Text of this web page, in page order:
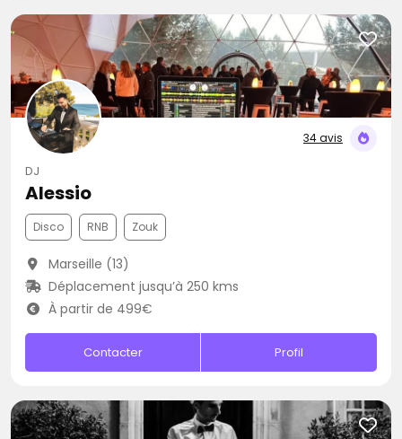
34 avis
DJ
Alessio
Disco RNB Zouk
Marseille (13)
Déplacement jusqu’à 250 kms
À partir de 499€
Contacter Profil